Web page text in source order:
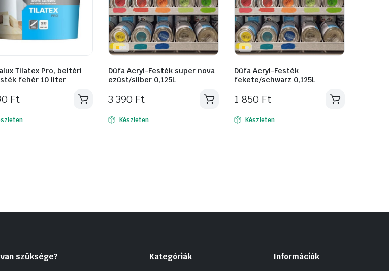
Tilatex Pro, beltéri
fehér 10 liter
Ft
Düfa Acryl-Festék super nova
ezüst/silber 0,125L
3 390 Ft
Készleten
Düfa Acryl-Festék
fekete/schwarz 0,125L
1 850 Ft
Készleten
szüksége? Kategóriák Információk